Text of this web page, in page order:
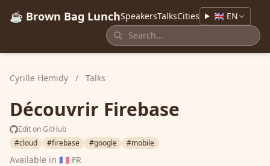
☕ Brown Bag LunchSpeakersTalksCities 🇬🇧 EN
Cyrille Hemidy / Talks
Découvrir Firebase
Edit on GitHub
#cloud
#firebase #google #mobile
Available in 🇫🇷 FR